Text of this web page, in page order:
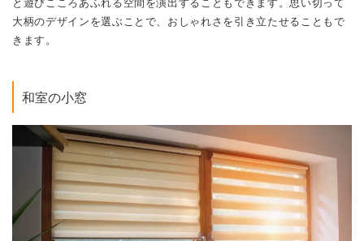
と遊びこころあふれる空間を演出することもできます。思い切って
大柄のデザインを選ぶことで、おしゃれさを引き立たせることもで
きます。
和室の小窓